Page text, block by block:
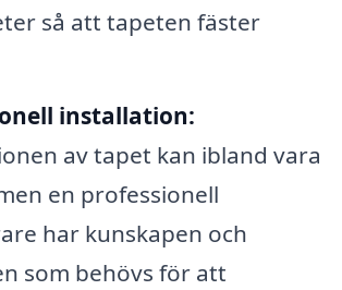
så att tapeten fäster
installation:
av tapet kan ibland vara
en professionell
har kunskapen och
som behövs för att